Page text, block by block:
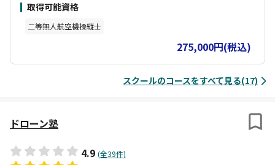
の屋外練習場（専用施設にて宿泊可能、食事無料提供） ❶ 飛行計
画、リスク評価結果及び飛行環境の確認 ❷ 機体の状況、操縦モー
ド、バッテリーの確認 ❸ フェールセーフ機能の適切な設定、飛行経
路の設定、自動飛行の設定 ❹ 基本操縦（手動） ❺ 様々な運航形
態への対応 ❻ 安全に関わる操作 ❼ 緊急時の対応 ❽ 飛行後の記
録、報告 修了審査 学科＋実地 (修了試験あり)
取得可能資格
二等無人航空機操縦士
275,000円(税込)
スクールのコースをすべて見る(17)
ドローン塾
4.9 (全39件)